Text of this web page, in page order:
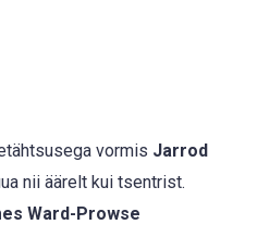
vormis Jarrod
nii äärelt kui tsentrist.
Ward-Prowse